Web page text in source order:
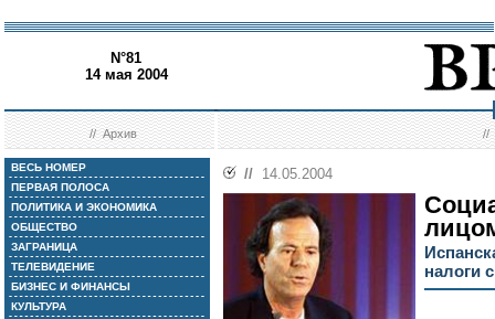
N°81
14 мая 2004
//Архив //
ВЕСЬ НОМЕР
ПЕРВАЯ ПОЛОСА
ПОЛИТИКА И ЭКОНОМИКА
ОБЩЕСТВО
ЗАГРАНИЦА
ТЕЛЕВИДЕНИЕ
БИЗНЕС И ФИНАНСЫ
КУЛЬТУРА
// 14.05.2004
налоги